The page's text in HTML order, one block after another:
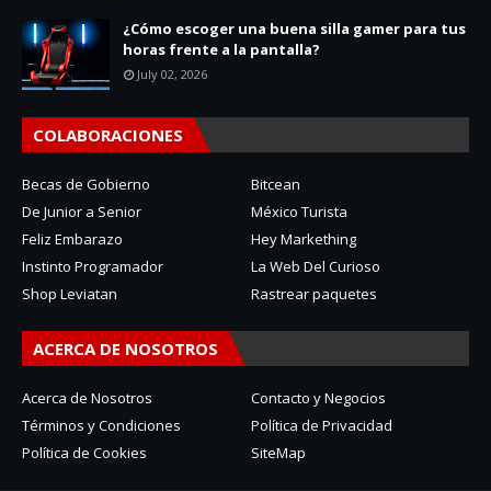
¿Cómo escoger una buena silla gamer para tus
horas frente a la pantalla?
July 02, 2026
COLABORACIONES
Becas de Gobierno
Bitcean
De Junior a Senior
México Turista
Feliz Embarazo
Hey Markething
Instinto Programador
La Web Del Curioso
Shop Leviatan
Rastrear paquetes
ACERCA DE NOSOTROS
Acerca de Nosotros
Contacto y Negocios
Términos y Condiciones
Política de Privacidad
Política de Cookies
SiteMap